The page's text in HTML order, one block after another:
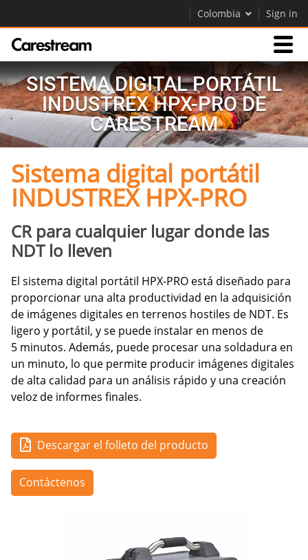
Colombia Sign in
Productos
Soporte
Empresa
Careers
Contáctenos
SISTEMA DIGITAL PORTÁTIL
INDUSTREX HPX-PRO DE
CARESTREAM
Sistema digital portátil
INDUSTREX HPX-PRO
CR para cualquier lugar donde las
NDT lo lleven
El sistema digital portátil HPX-PRO está diseñado para
proporcionar una alta productividad en la adquisición
de imágenes digitales en terrenos hostiles de NDT. Es
ligero y portátil, y se puede instalar en menos de
5 minutos. Además, puede procesar una soldadura en
un minuto, lo que permite producir imágenes digitales
de alta calidad para un análisis rápido y una creación
veloz de informes finales.
Descargar el folleto del producto
Contáctenos